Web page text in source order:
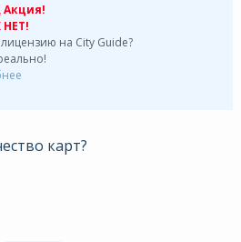
Акция!
на City Guide?
карт?